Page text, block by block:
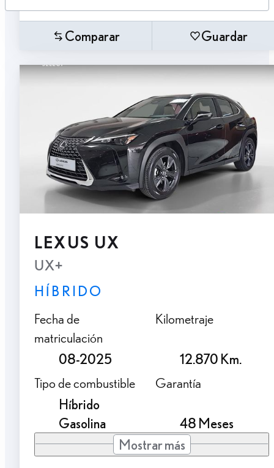
Comparar Guardar
LEXUS UX
UX+
HÍBRIDO
Fecha de
matriculación
08-2025
Kilometraje
12.870 Km.
Tipo de combustible
Híbrido
Gasolina
Garantía
48 Meses
Mostrar más